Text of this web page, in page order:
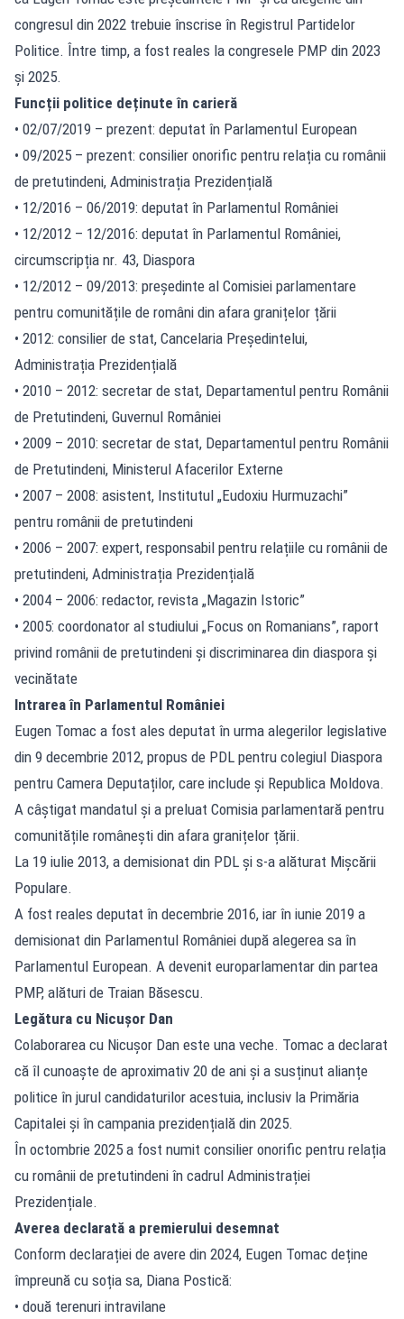
congresul din 2022 trebuie înscrise în Registrul Partidelor
Politice. Între timp, a fost reales la congresele PMP din 2023
și 2025.
Funcții politice deținute în carieră
• 02/07/2019 – prezent: deputat în Parlamentul European
• 09/2025 – prezent: consilier onorific pentru relația cu românii
de pretutindeni, Administrația Prezidențială
• 12/2016 – 06/2019: deputat în Parlamentul României
• 12/2012 – 12/2016: deputat în Parlamentul României,
circumscripția nr. 43, Diaspora
• 12/2012 – 09/2013: președinte al Comisiei parlamentare
pentru comunitățile de români din afara granițelor țării
• 2012: consilier de stat, Cancelaria Președintelui,
Administrația Prezidențială
• 2010 – 2012: secretar de stat, Departamentul pentru Românii
de Pretutindeni, Guvernul României
• 2009 – 2010: secretar de stat, Departamentul pentru Românii
de Pretutindeni, Ministerul Afacerilor Externe
• 2007 – 2008: asistent, Institutul „Eudoxiu Hurmuzachi”
pentru românii de pretutindeni
• 2006 – 2007: expert, responsabil pentru relațiile cu românii de
pretutindeni, Administrația Prezidențială
• 2004 – 2006: redactor, revista „Magazin Istoric”
• 2005: coordonator al studiului „Focus on Romanians”, raport
privind românii de pretutindeni și discriminarea din diaspora și
vecinătate
Intrarea în Parlamentul României
Eugen Tomac a fost ales deputat în urma alegerilor legislative
din 9 decembrie 2012, propus de PDL pentru colegiul Diaspora
pentru Camera Deputaților, care include și Republica Moldova.
A câștigat mandatul și a preluat Comisia parlamentară pentru
comunitățile românești din afara granițelor țării.
La 19 iulie 2013, a demisionat din PDL și s-a alăturat Mișcării
Populare.
A fost reales deputat în decembrie 2016, iar în iunie 2019 a
demisionat din Parlamentul României după alegerea sa în
Parlamentul European. A devenit europarlamentar din partea
PMP, alături de Traian Băsescu.
Legătura cu Nicușor Dan
Colaborarea cu Nicușor Dan este una veche. Tomac a declarat
că îl cunoaște de aproximativ 20 de ani și a susținut alianțe
politice în jurul candidaturilor acestuia, inclusiv la Primăria
Capitalei și în campania prezidențială din 2025.
În octombrie 2025 a fost numit consilier onorific pentru relația
cu românii de pretutindeni în cadrul Administrației
Prezidențiale.
Averea declarată a premierului desemnat
Conform declarației de avere din 2024, Eugen Tomac deține
împreună cu soția sa, Diana Postică:
• două terenuri intravilane